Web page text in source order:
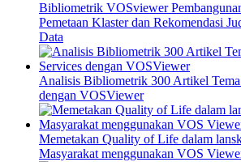
Bibliometrik VOSviewer
Pemetaan Klaster dan Rekomendasi
Data
Analisis Bibliometrik 300 Artikel
dengan VOSViewer
Memetakan Quality of Life dalam
Masyarakat menggunakan VOS